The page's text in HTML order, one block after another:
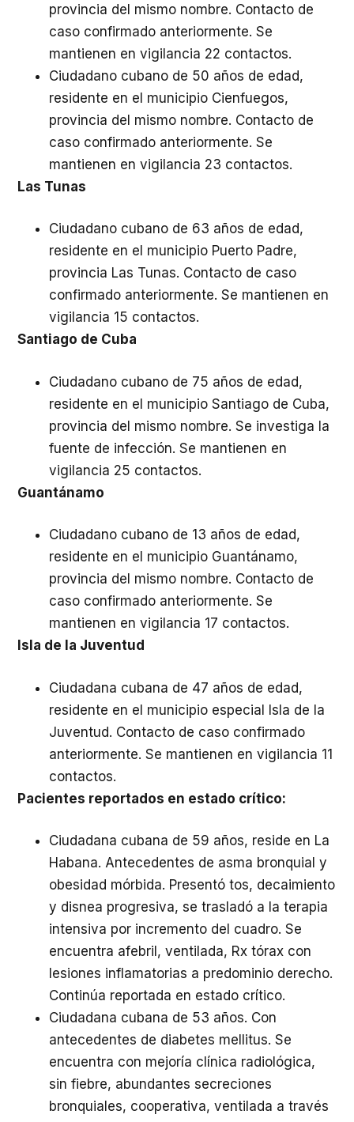
provincia del mismo nombre. Contacto de
caso confirmado anteriormente. Se
mantienen en vigilancia 22 contactos.
Ciudadano cubano de 50 años de edad,
residente en el municipio Cienfuegos,
provincia del mismo nombre. Contacto de
caso confirmado anteriormente. Se
mantienen en vigilancia 23 contactos.
Las Tunas
Ciudadano cubano de 63 años de edad,
residente en el municipio Puerto Padre,
provincia Las Tunas. Contacto de caso
confirmado anteriormente. Se mantienen en
vigilancia 15 contactos.
Santiago de Cuba
Ciudadano cubano de 75 años de edad,
residente en el municipio Santiago de Cuba,
provincia del mismo nombre. Se investiga la
fuente de infección. Se mantienen en
vigilancia 25 contactos.
Guantánamo
Ciudadano cubano de 13 años de edad,
residente en el municipio Guantánamo,
provincia del mismo nombre. Contacto de
caso confirmado anteriormente. Se
mantienen en vigilancia 17 contactos.
Isla de la Juventud
Ciudadana cubana de 47 años de edad,
residente en el municipio especial Isla de la
Juventud. Contacto de caso confirmado
anteriormente. Se mantienen en vigilancia 11
contactos.
Pacientes reportados en estado crítico:
Ciudadana cubana de 59 años, reside en La
Habana. Antecedentes de asma bronquial y
obesidad mórbida. Presentó tos, decaimiento
y disnea progresiva, se trasladó a la terapia
intensiva por incremento del cuadro. Se
encuentra afebril, ventilada, Rx tórax con
lesiones inflamatorias a predominio derecho.
Continúa reportada en estado crítico.
Ciudadana cubana de 53 años. Con
antecedentes de diabetes mellitus. Se
encuentra con mejoría clínica radiológica,
sin fiebre, abundantes secreciones
bronquiales, cooperativa, ventilada a través